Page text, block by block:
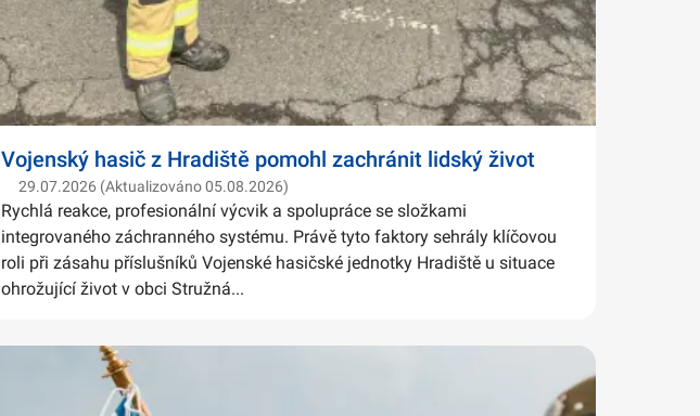
Vojenský hasič z Hradiště pomohl zachránit lidský život
29.07.2026 (Aktualizováno 05.08.2026)
Rychlá reakce, profesionální výcvik a spolupráce se složkami
integrovaného záchranného systému. Právě tyto faktory sehrály klíčovou
roli při zásahu příslušníků Vojenské hasičské jednotky Hradiště u situace
ohrožující život v obci Stružná...